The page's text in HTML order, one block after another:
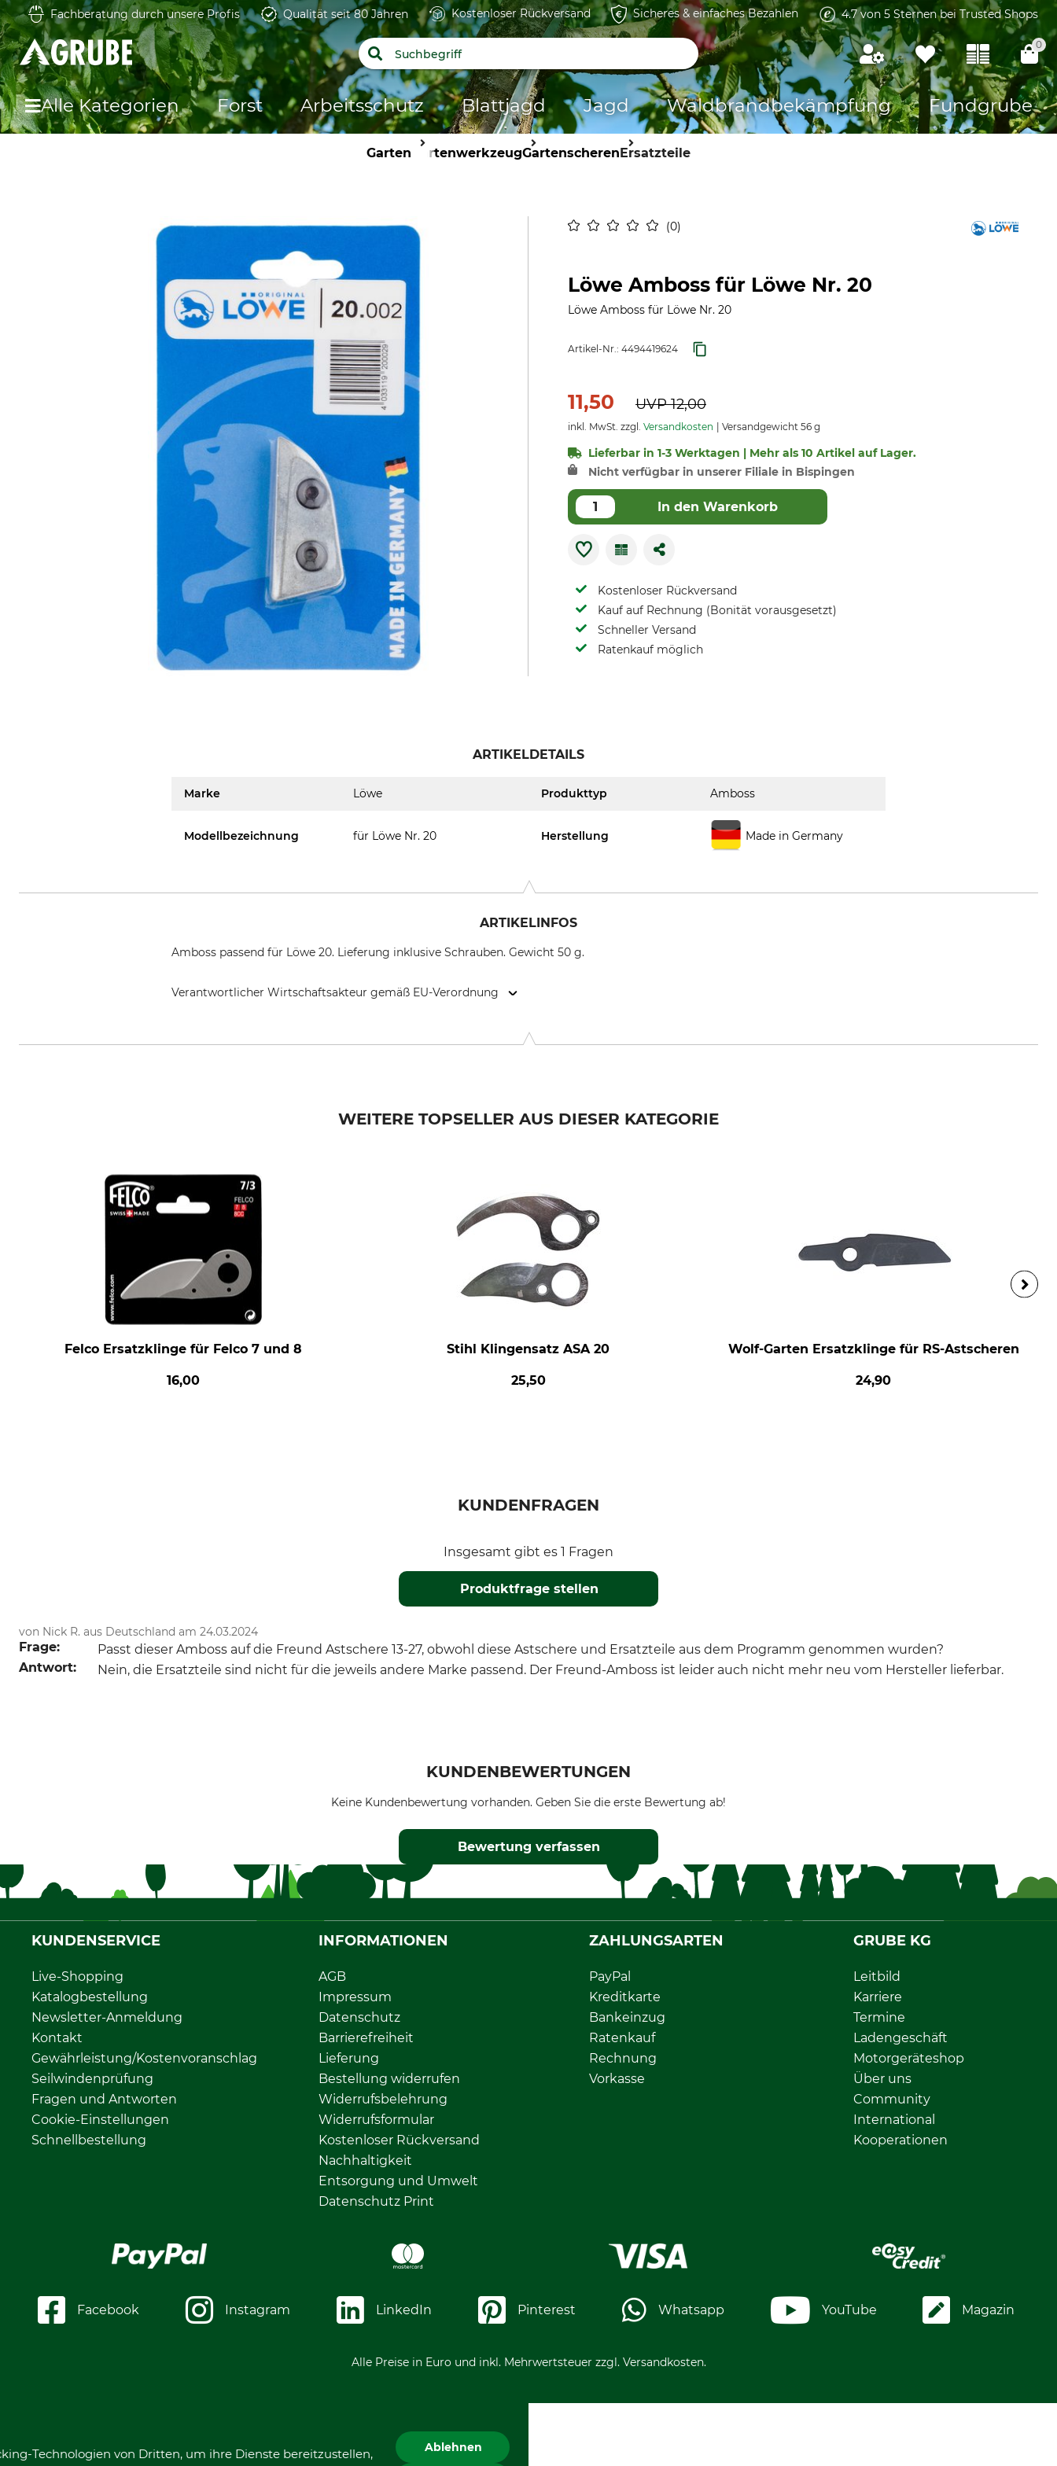
Fachberatung durch unsere Profis Qualität seit 80 Jahren Kostenloser Rückversand Sicheres & einfaches Bezahlen 4.7 von 5 Sternen bei Trusted Shops
0
Alle Kategorien Forst Arbeitsschutz Blattjagd Jagd Waldbrandbekämpfung Fundgrube
Garten GartenwerkzeugGartenscherenErsatzteile
0
Löwe Amboss für Löwe Nr. 20
Löwe Amboss für Löwe Nr. 20
Artikel-Nr.: 4494419624
11,50 UVP12,00
inkl. MwSt. zzgl. Versandkosten Versandgewicht 56 g
Lieferbar in 1-3 Werktagen | Mehr als 10 Artikel auf Lager.
Nicht verfügbar in unserer Filiale in Bispingen
In den Warenkorb
Kostenloser Rückversand
Kauf auf Rechnung (Bonität vorausgesetzt)
Schneller Versand
Ratenkauf möglich
ARTIKELDETAILS
Marke Löwe Produkttyp Amboss
Modellbezeichnung für Löwe Nr. 20 Herstellung Made in Germany
ARTIKELINFOS
Amboss passend für Löwe 20. Lieferung inklusive Schrauben. Gewicht 50 g.
Verantwortlicher Wirtschaftsakteur gemäß EU-Verordnung
WEITERE TOPSELLER AUS DIESER KATEGORIE
Felco Ersatzklinge für Felco 7 und 8
16,00
Stihl Klingensatz ASA 20
25,50
Wolf-Garten Ersatzklinge für RS-Astscheren
24,90
KUNDENFRAGEN
Insgesamt gibt es 1 Fragen
Produktfrage stellen
von Nick R. aus Deutschland am 24.03.2024
Frage:
Passt dieser Amboss auf die Freund Astschere 13-27, obwohl diese Astschere und Ersatzteile aus dem Programm genommen wurden?
Antwort:
Nein, die Ersatzteile sind nicht für die jeweils andere Marke passend. Der Freund-Amboss ist leider auch nicht mehr neu vom Hersteller lieferbar.
KUNDENBEWERTUNGEN
Keine Kundenbewertung vorhanden. Geben Sie die erste Bewertung ab!
Bewertung verfassen
KUNDENSERVICE
Live-Shopping
Katalogbestellung
Newsletter-Anmeldung
Kontakt
Gewährleistung/Kostenvoranschlag
Seilwindenprüfung
Fragen und Antworten
Cookie-Einstellungen
Schnellbestellung
INFORMATIONEN
AGB
Impressum
Datenschutz
Barrierefreiheit
Lieferung
Bestellung widerrufen
Widerrufsbelehrung
Widerrufsformular
Kostenloser Rückversand
Nachhaltigkeit
Entsorgung und Umwelt
Datenschutz Print
ZAHLUNGSARTEN
PayPal
Kreditkarte
Bankeinzug
Ratenkauf
Rechnung
Vorkasse
GRUBE KG
Leitbild
Karriere
Termine
Ladengeschäft
Motorgeräteshop
Über uns
Community
International
Kooperationen
Facebook Instagram LinkedIn Pinterest Whatsapp YouTube Magazin
Alle Preise in Euro und inkl. Mehrwertsteuer zzgl. Versandkosten.
Technologien von Dritten, um ihre Dienste bereitzustellen,
Ablehnen